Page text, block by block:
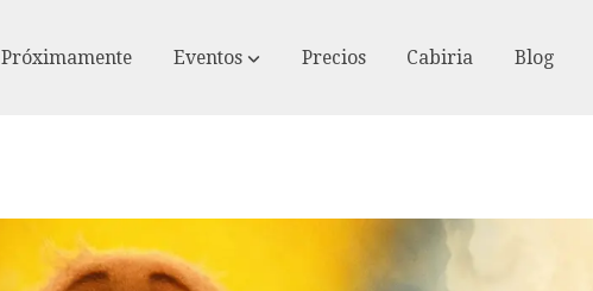
Próximamente Eventos Precios Cabiria Blog